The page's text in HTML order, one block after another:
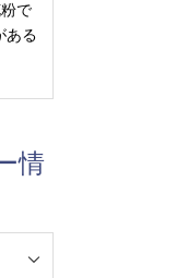
で
ある
情